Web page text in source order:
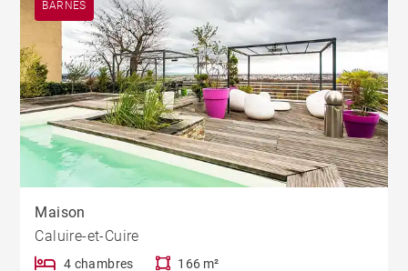
BARNES
Maison
Caluire-et-Cuire
4 chambres 166 m²